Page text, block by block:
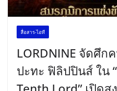
สื่อสาร-ไอที
LORDNINE จัดศึก
ปะทะ ฟิลิปปินส์ ใน